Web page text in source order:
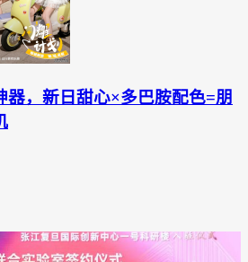
器，新日甜心×多巴胺配色=朋